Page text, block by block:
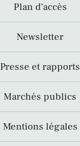
Plan d’accès
Newsletter
Presse et rapports
Marchés publics
Mentions légales